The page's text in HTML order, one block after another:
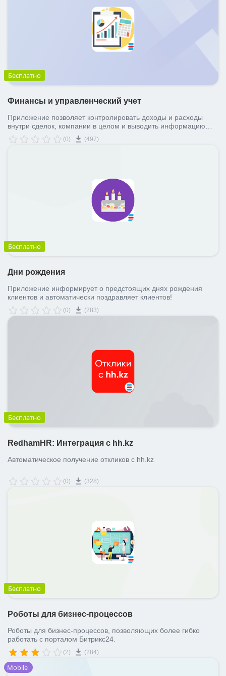
Бесплатно
Финансы и управленческий учет
Приложение позволяет контролировать доходы и расходы
внутри сделок, компании в целом и выводить информацию
для управленческих отчетов.
(0) (497)
Бесплатно
Дни рождения
Приложение информирует о предстоящих днях рождения
клиентов и автоматически поздравляет клиентов!
(0) (283)
Бесплатно
RedhamHR: Интеграция с hh.kz
Автоматическое получение откликов с hh.kz
(0) (328)
Бесплатно
Роботы для бизнес-процессов
Роботы для бизнес-процессов, позволяющих более гибко
работать с порталом Битрикс24.
(2) (284)
Mobile